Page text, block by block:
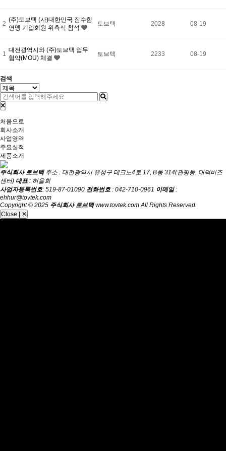
2
(주)토브텍 (사)대한민국 잠수함
연맹 기업회원 위촉식 참석
토브텍 2028 08-19
1
대전광역시와 (주)토브텍 업무
협약(MOU) 체결
토브텍 2233 08-19
검색
처음으로
회사소개
사업영역
주요실적
제품소개
주식회사 토브텍주소 : 대전광역시 유성구 테크노4로 17, B동 314(관평동, 대덕비즈
센터) 대표: 허을회
사업자등록번호: 519-87-01090 전화번호: 042-710-0961 이메일:
ehhur@tovtek.com
Copyright © 2025 주식회사 토브텍www.tovtek.com All Rights Reserved.
Close | ✕